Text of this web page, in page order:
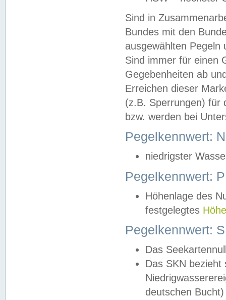
Sind in
Bundes mit den
ausgewählten
Sind immer für einen
Gegebenheiten ab
Erreichen dieser
(z.B. Sperrungen) für
bzw. werden bei
Pegelkennwert:
niedrigster
Pegelkennwert:
Höhenlage des
festgelegtes
Pegelkennwert:
Das
Das SKN
deutschen